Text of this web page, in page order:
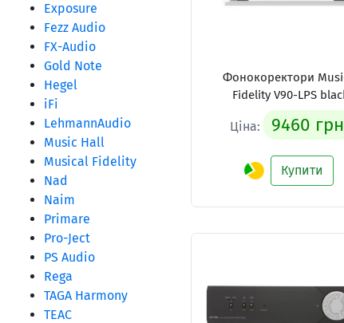
Exposure
Fezz Audio
FX-Audio
Gold Note
Hegel
iFi
LehmannAudio
Music Hall
Musical Fidelity
Nad
Naim
Primare
Pro-Ject
PS Audio
Rega
TAGA Harmony
TEAC
Фонокоректори
Fidelity V90-LPS
Ціна: 9460 грн
Купити